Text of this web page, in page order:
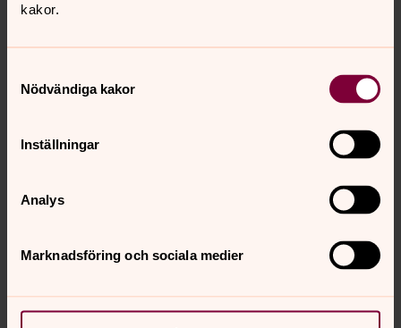
kakor.
Nödvändiga kakor
Inställningar
Analys
Marknadsföring och sociala medier